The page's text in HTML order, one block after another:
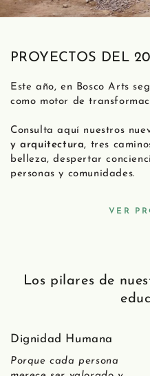
PROYECTOS DEL
Este año, en Bosco Arts
como motor de
Consulta aquí nuestros
y arquitectura, tres
belleza, despertar
personas y comunidades.
VER
Los pilares de
Dignidad Humana
Porque cada persona